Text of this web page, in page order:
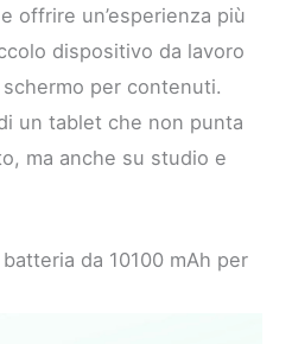
offrire un’esperienza più
dispositivo da lavoro
per contenuti.
un tablet che non punta
ma anche su studio e
da 10100 mAh per